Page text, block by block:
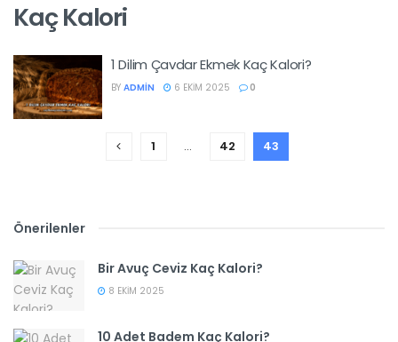
Kaç Kalori
1 Dilim Çavdar Ekmek Kaç Kalori?
BY ADMIN 6 EKIM 2025 0
1 … 42 43
Önerilenler
Bir Avuç Ceviz Kaç Kalori?
8 EKIM 2025
10 Adet Badem Kaç Kalori?